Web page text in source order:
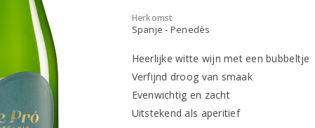
Herkomst
Spanje - Penedès
Heerlijke witte wijn met een bubbeltje
Verfijnd droog van smaak
Evenwichtig en zacht
Uitstekend als aperitief